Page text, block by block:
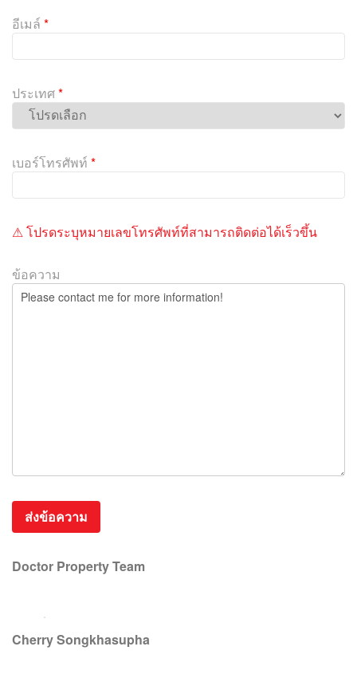
v
e
i
s
e
l
m
y
อีเมล์ *
ประเทศ*
เบอร์โทรศัพท์ *
⚠ โปรดระบุหมายเลขโทรศัพท์ที่สามารถติดต่อได้เร็วขึ้น
ข้อความ
Doctor Property Team
Cherry Songkhasupha